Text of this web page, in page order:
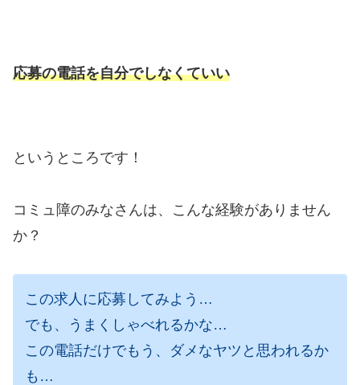
応募の電話を自分でしなくていい
というところです！
コミュ障のみなさんは、こんな経験がありません
か？
この求人に応募してみよう…
でも、うまくしゃべれるかな…
この電話だけでもう、ダメなヤツと思われるか
も…